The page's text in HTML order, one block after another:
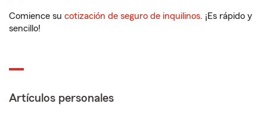
Comience su cotización de seguro de inquilinos. ¡Es rápido y
sencillo!
Artículos personales